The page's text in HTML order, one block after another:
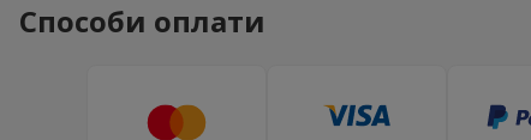
Способи оплати